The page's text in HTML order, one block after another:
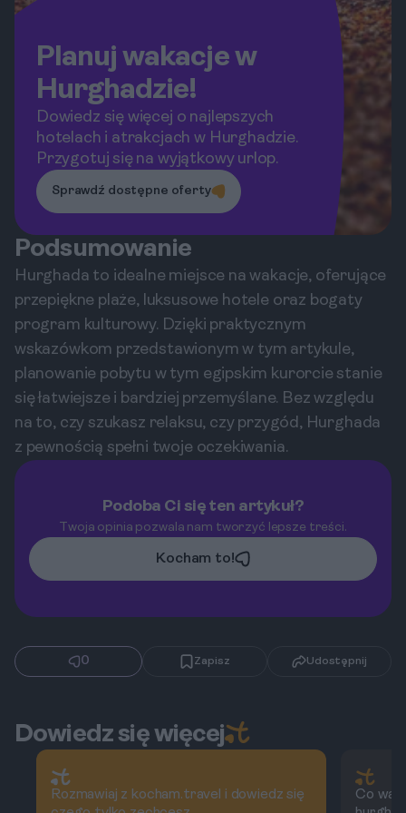
Planuj wakacje w
Hurghadzie!
Dowiedz się więcej o najlepszych
hotelach i atrakcjach w Hurghadzie.
Przygotuj się na wyjątkowy urlop.
Sprawdź dostępne oferty
Podsumowanie
Hurghada to idealne miejsce na wakacje, oferujące
przepiękne plaże, luksusowe hotele oraz bogaty
program kulturowy. Dzięki praktycznym
wskazówkom przedstawionym w tym artykule,
planowanie pobytu w tym egipskim kurorcie stanie
się łatwiejsze i bardziej przemyślane. Bez względu
na to, czy szukasz relaksu, czy przygód, Hurghada
z pewnością spełni twoje oczekiwania.
Podoba Ci się ten artykuł?
Twoja opinia pozwala nam tworzyć lepsze treści.
Kocham to!
0 Zapisz Udostępnij
Dowiedz się więcej
Rozmawiaj z kocham.travel i dowiedz się
Co